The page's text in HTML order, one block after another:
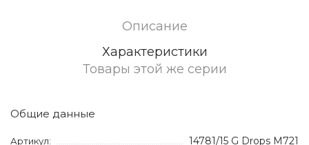
Описание
Характеристики
Товары этой же серии
Общие данные
Артикул: 14781/15 G Drops M721